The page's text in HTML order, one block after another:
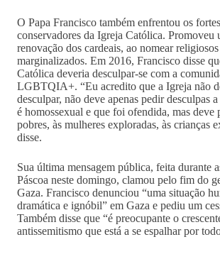
O Papa Francisco também enfrentou os
conservadores da Igreja Católica. Promoveu
renovação dos cardeais, ao nomear
marginalizados. Em 2016, Francisco disse
Católica deveria desculpar-se com a
LGBTQIA+. “Eu acredito que a Igreja não
desculpar, não deve apenas pedir desculpas a
é homossexual e que foi ofendida, mas deve
pobres, às mulheres exploradas, às crianças
disse.
Sua última mensagem pública, feita durante
Páscoa neste domingo, clamou pelo fim do
Gaza. Francisco denunciou “uma situação
dramática e ignóbil” em Gaza e pediu um
Também disse que “é preocupante o
antissemitismo que está a se espalhar por